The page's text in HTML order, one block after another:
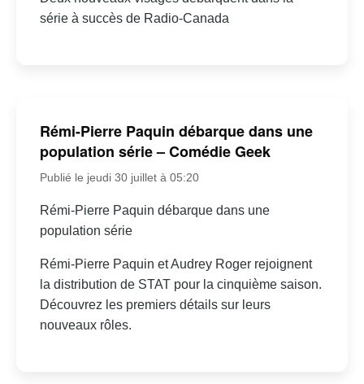
série à succès de Radio-Canada
Rémi-Pierre Paquin débarque dans une
population série – Comédie Geek
Publié le jeudi 30 juillet à 05:20
Rémi-Pierre Paquin débarque dans une
population série
Rémi-Pierre Paquin et Audrey Roger rejoignent
la distribution de STAT pour la cinquième saison.
Découvrez les premiers détails sur leurs
nouveaux rôles.